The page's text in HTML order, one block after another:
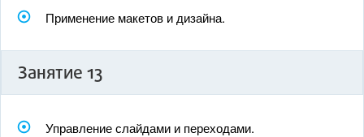
Применение макетов и дизайна.
Занятие 13
Управление слайдами и переходами.